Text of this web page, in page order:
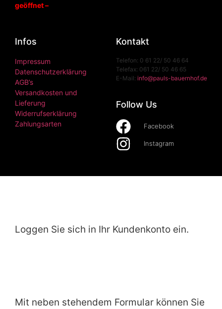
geöffnet –
Infos
Impressum
Datenschutzerklärung
AGB’s
Versandkosten und
Lieferung
Widerrufserklärung
Zahlungsarten
Kontakt
Telefon: 0 61 22/ 50 46 64
Telefax: 061 22/ 50 46 65
E-Mail: info@pauls-bauernhof.de
Follow Us
Facebook
Instagram
Loggen Sie sich in Ihr Kundenkonto ein.
Mit neben stehendem Formular können Sie